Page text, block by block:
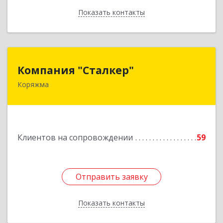
Показать контакты
Назад
Компания "Сталкер"
Коряжма
Клиентов на сопровождении 59
Отправить заявку
Показать контакты
Отправить заявку
Назад